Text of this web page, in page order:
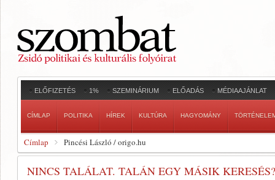
ELŐFIZETÉS 1% SZEMINÁRIUM ELŐADÁS MÉDIAAJÁNLAT
CÍMLAP POLITIKA HÍREK KULTÚRA HAGYOMÁNY
Címlap Pincési László / origo.hu
NINCS TALÁLAT. TALÁN EGY MÁSIK KERESÉS?